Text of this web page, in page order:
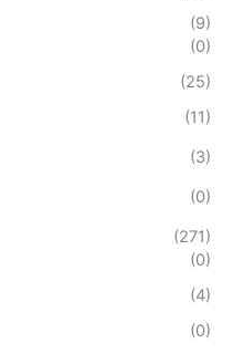
(9)
(0)
(25)
(11)
(3)
(0)
(271)
(0)
(4)
(0)